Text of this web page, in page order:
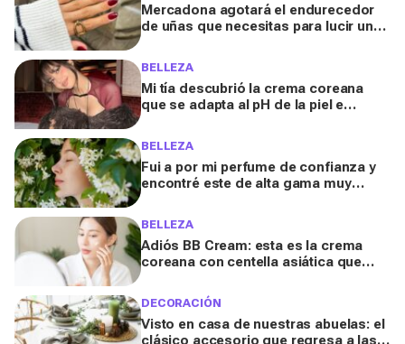
Mercadona agotará el endurecedor
de uñas que necesitas para lucir una
BELLEZA
Mi tía descubrió la crema coreana
que se adapta al pH de la piel e
BELLEZA
Fui a por mi perfume de confianza y
encontré este de alta gama muy
BELLEZA
Adiós BB Cream: esta es la crema
coreana con centella asiática que
DECORACIÓN
Visto en casa de nuestras abuelas: el
clásico accesorio que regresa a las